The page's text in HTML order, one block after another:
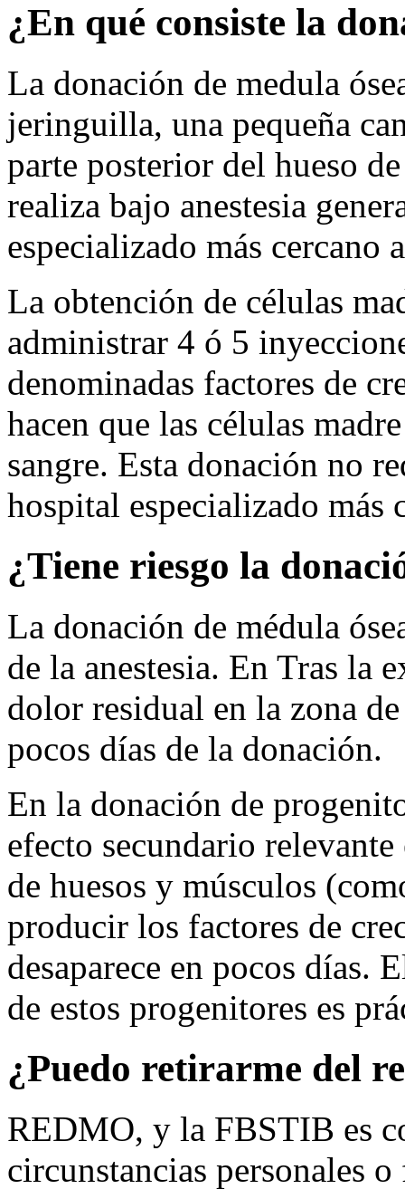
¿En qué consiste la
La donación de medula
jeringuilla, una pequeña
parte posterior del hueso
realiza bajo anestesia
especializado más
La obtención de células
administrar 4 ó 5
denominadas factores de
hacen que las células
sangre. Esta donación no
hospital especializado
¿Tiene riesgo la
La donación de médula
de la anestesia. En Tras la
dolor residual en la zona
pocos días de la donación.
En la donación de
efecto secundario
de huesos y músculos
producir los factores de
desaparece en pocos días.
de estos progenitores es
¿Puedo retirarme del
REDMO, y la FBSTIB es
circunstancias personales